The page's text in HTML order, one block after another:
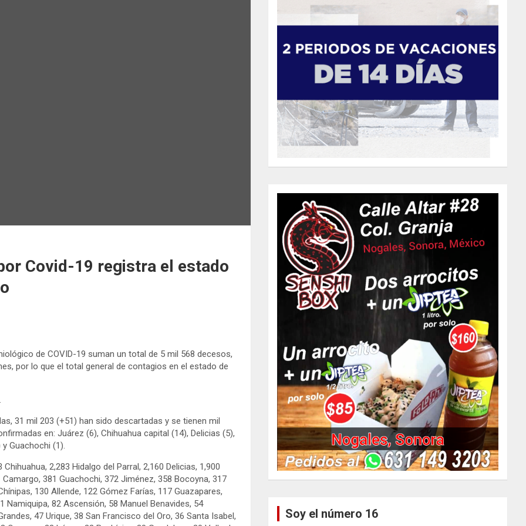
Covid-19 registra el estado
de COVID-19 suman un total de 5 mil 568 decesos,
por lo que el total general de contagios en el estado de
31 mil 203 (+51) han sido descartadas y se tienen mil
en: Juárez (6), Chihuahua capital (14), Delicias (5),
Guachochi (1).
2,283 Hidalgo del Parral, 2,160 Delicias, 1,900
381 Guachochi, 372 Jiménez, 358 Bocoyna, 317
130 Allende, 122 Gómez Farías, 117 Guazapares,
Namiquipa, 82 Ascensión, 58 Manuel Benavides, 54
47 Urique, 38 San Francisco del Oro, 36 Santa Isabel,
Soy el número 16